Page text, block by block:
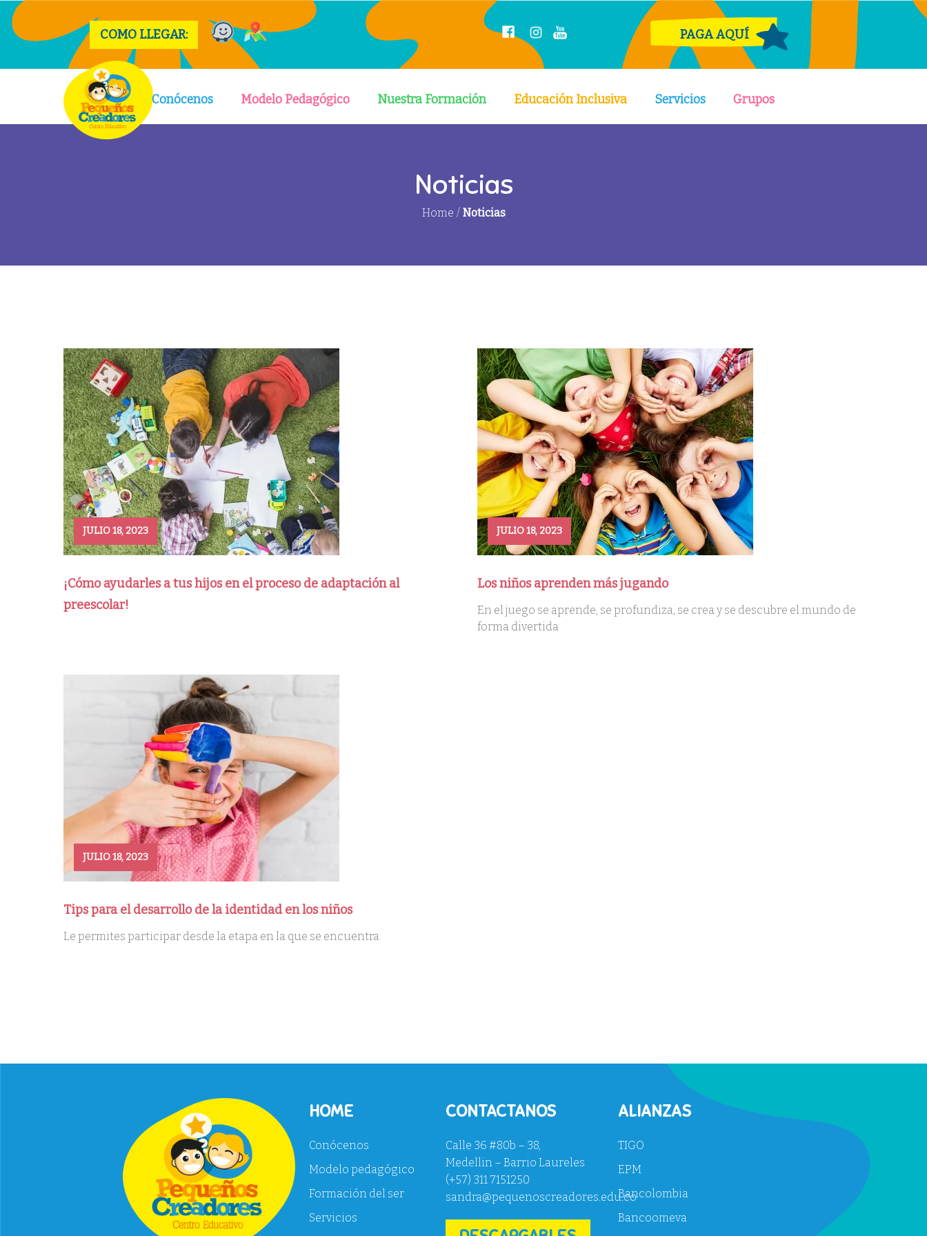
COMO LLEGAR: PAGA AQUÍ
Conócenos Modelo Pedagógico Nuestra Formación Educación Inclusiva Servicios Grupos
Noticias
Home / Noticias
JULIO 18, 2023
¡Cómo ayudarles a tus hijos en el proceso de adaptación al
preescolar!
JULIO 18, 2023
Los niños aprenden más jugando
En el juego se aprende, se profundiza, se crea y se descubre el mundo de
forma divertida
JULIO 18, 2023
Tips para el desarrollo de la identidad en los niños
Le permites participar desde la etapa en la que se encuentra
HOME
Conócenos
Modelo pedagógico
Formación del ser
Servicios
CONTACTANOS
Calle 36 #80b – 38,
Medellin – Barrio Laureles
(+57) 311 7151250
sandra@pequenoscreadores.edu.co
ALIANZAS
TIGO
EPM
Bancolombia
Bancoomeva